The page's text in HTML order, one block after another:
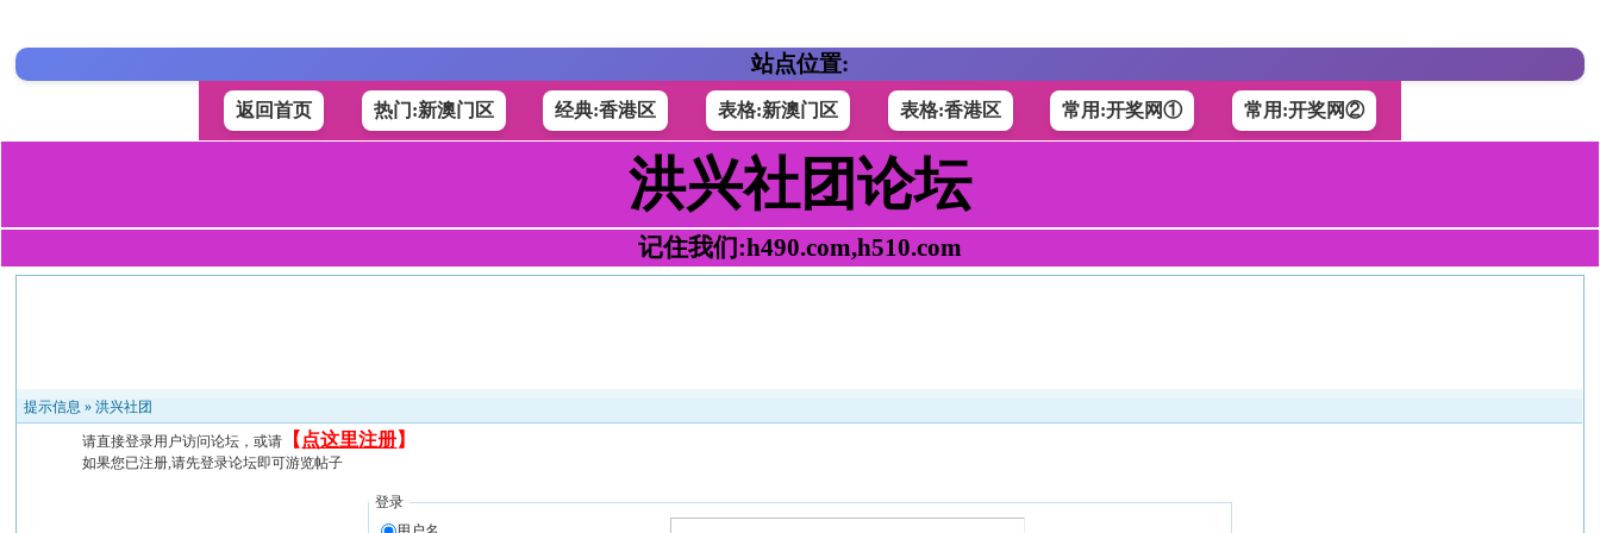
站点位置:
返回首页 热门:新澳门区 经典:香港区 表格:新澳门区 表格:香港区 常用:开奖网① 常用:开奖网②
洪兴社团论坛
记住我们:h490.com,h510.com
提示信息 »洪兴社团
请直接登录用户访问论坛，或请 【 点这里注册】
如果您已注册,请先登录论坛即可游览帖子
登录